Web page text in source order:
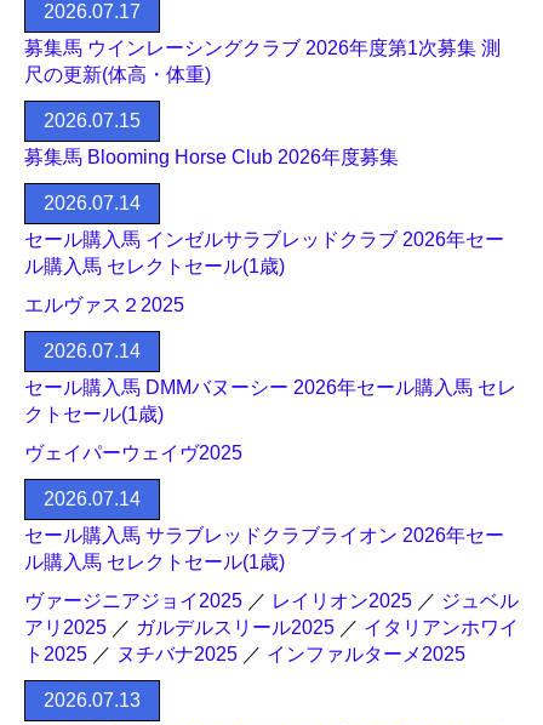
2026.07.17
募集馬 ウインレーシングクラブ 2026年度第1次募集 測
尺の更新(体高・体重)
2026.07.15
募集馬 Blooming Horse Club 2026年度募集
2026.07.14
セール購入馬 インゼルサラブレッドクラブ 2026年セー
ル購入馬 セレクトセール(1歳)
エルヴァス２2025
2026.07.14
セール購入馬 DMMバヌーシー 2026年セール購入馬 セレ
クトセール(1歳)
ヴェイパーウェイヴ2025
2026.07.14
セール購入馬 サラブレッドクラブライオン 2026年セー
ル購入馬 セレクトセール(1歳)
ヴァージニアジョイ2025 ／ レイリオン2025 ／ ジュベル
アリ2025 ／ ガルデルスリール2025 ／ イタリアンホワイ
ト2025 ／ ヌチバナ2025 ／ インファルターメ2025
2026.07.13